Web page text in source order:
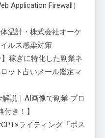
Application Firewall）
温計・株式会社オーケ
ルス感染対策
稼ぎに特化した副業ネ
ット占いメール鑑定マ
解説｜AI画像で副業 プロ
き！】
ライティング『ポス